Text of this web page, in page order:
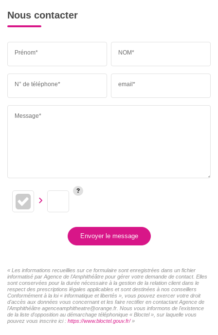
Nous contacter
Prénom* NOM*
N° de téléphone* email*
Message*
Envoyer le message
« Les informations recueillies sur ce formulaire sont enregistrées dans un fichier
informatisé par Agence de l'Amphithéâtre pour gérer votre demande de contact. Elles
sont conservées pour la durée nécessaire à la gestion de la relation client dans le
respect des prescriptions légales applicables et sont destinées à nos conseillers
Conformément à la loi « informatique et libertés », vous pouvez exercer votre droit
d'accès aux données vous concernant et les faire rectifier en contactant Agence de
l'Amphithéâtre agenceamphitheatre@orange.fr. Nous vous informons de l'existence
de la liste d'opposition au démarchage téléphonique « Bloctel », sur laquelle vous
pouvez vous inscrire ici : https://www.bloctel.gouv.fr/»